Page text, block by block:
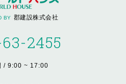
BY 郡建設株式会社
2455
/ 9:00 ~ 17:00